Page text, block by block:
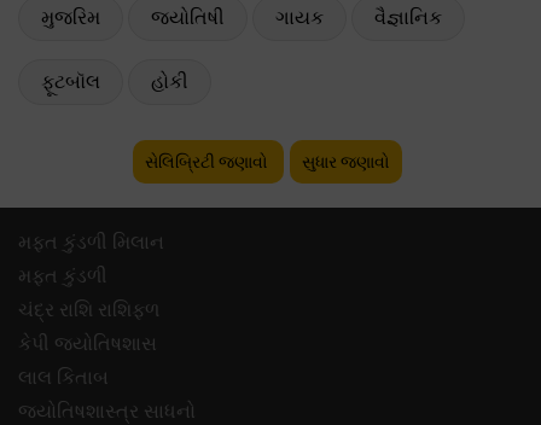
મુજરિમ જ્યોતિષી ગાયક વૈજ્ઞાનિક
ફૂટબૉલ હોકી
સેલિબ્રિટી જણાવો સુધાર જણાવો
મફ્ત કુંડળી મિલાન
મફ્ત કુંડળી
ચંદ્ર રાશિ રાશિફળ
કેપી જ્યોતિષશાસ
લાલ કિતાબ
જ્યોતિષશાસ્ત્ર સાધનો